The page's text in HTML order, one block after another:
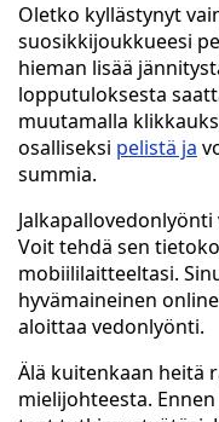
Oletko kyllästynyt
suosikkijoukkueesi
hieman lisää
lopputuloksesta
muutamalla
osalliseksi pelistä ja
summia.
Voit tehdä sen
mobiililaitteeltasi.
hyvämaineinen
aloittaa vedonlyönti.
Älä kuitenkaan heitä
mielijohteesta.